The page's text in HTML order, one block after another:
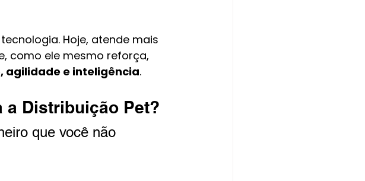
Hoje, atende mais
como ele mesmo reforça,
agilidade e inteligência.
a Distribuição Pet?
que você não